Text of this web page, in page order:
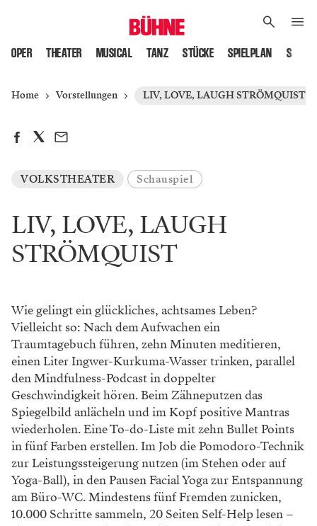
OPER THEATER MUSICAL TANZ STÜCKE SPIELPLAN
Home Vorstellungen LIV, LOVE, LAUGH STRÖMQUIST
VOLKSTHEATER Schauspiel
LIV, LOVE, LAUGH
STRÖMQUIST
Wie gelingt ein glückliches, achtsames Leben?
Vielleicht so: Nach dem Aufwachen ein
Traumtagebuch führen, zehn Minuten meditieren,
einen Liter Ingwer-Kurkuma-Wasser trinken, parallel
den Mindfulness-Podcast in doppelter
Geschwindigkeit hören. Beim Zähneputzen das
Spiegelbild anlächeln und im Kopf positive Mantras
wiederholen. Eine To-do-Liste mit zehn Bullet Points
in fünf Farben erstellen. Im Job die Pomodoro-Technik
zur Leistungssteigerung nutzen (im Stehen oder auf
Yoga-Ball), in den Pausen Facial Yoga zur Entspannung
am Büro-WC. Mindestens fünf Fremden zunicken,
10.000 Schritte sammeln, 20 Seiten Self-Help lesen –